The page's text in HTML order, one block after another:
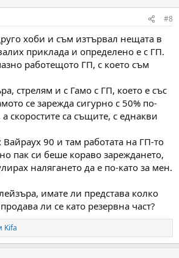
#8
хоби и съм изтървал нещата в
приклада и определено е с ГП.
работещото ГП, с което съм
стрелям и с Гамо с ГП, което е със
се зарежда сигурно с 50% по-
скоростите са същите, с еднакви
90 и там работата на ГП-то
пак си беше кораво зареждането,
налягането да е по-като за мен.
имате ли представа колко
ли се като резервна част?
Kifa